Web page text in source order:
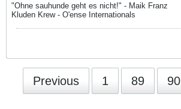
"Ohne sauhunde geht es nicht!" - Maik Franz
Kluden Krew - O'ense Internationals
Previous 1 89 90